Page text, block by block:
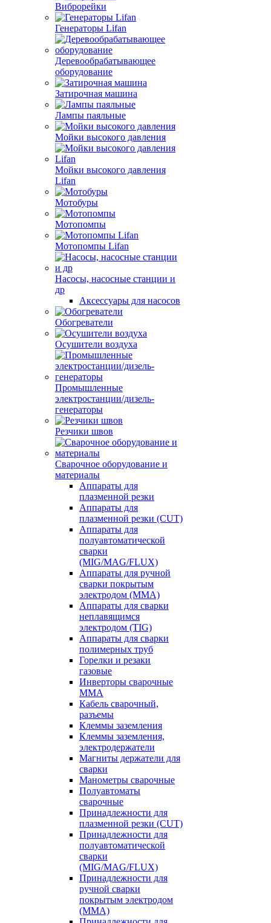
Виброрейки
Генераторы Lifan
Деревообрабатывающее
оборудование
Затирочная машина
Лампы паяльные
Мойки высокого давления
Мойки высокого давления
Lifan
Мотобуры
Мотопомпы
Мотопомпы Lifan
Насосы, насосные станции и
др
Аксессуары для насосов
Обогреватели
Осушители воздуха
Промышленные
электростанции/дизель-
генераторы
Резчики швов
Сварочное оборудование и
материалы
Аппараты для
плазменной резки
Аппараты для
плазменной резки (CUT)
Аппараты для
полуавтоматической
сварки
(MIG/MAG/FLUX)
Аппараты для ручной
сварки покрытым
электродом (MMA)
Аппараты для сварки
неплавящимся
электродом (TIG)
Аппараты для сварки
полимерных труб
Горелки и резаки
газовые
Инверторы сварочные
ММА
Кабель сварочный,
разъемы
Клеммы заземления
Клеммы заземления,
электродержатели
Магниты держатели для
сварки
Манометры сварочные
Полуавтоматы
сварочные
Принадлежности для
плазменной резки (CUT)
Принадлежности для
полуавтоматической
сварки
(MIG/MAG/FLUX)
Принадлежности для
ручной сварки
покрытым электродом
(MMA)